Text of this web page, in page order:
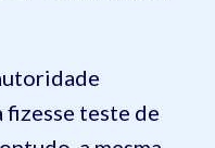
teste de